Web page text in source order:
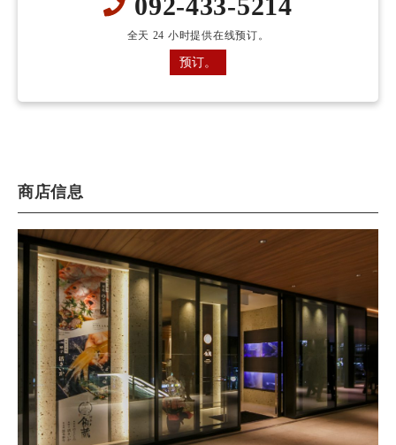
全天 24 小时提供在线预订。
预订。
商店信息